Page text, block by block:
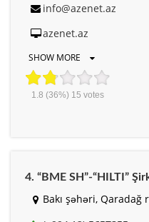
info@azenet.az
azenet.az
SHOW MORE
1.8 (36%) 15 votes
4. “BME SH”-“HILTI”
Bakı şəhəri, Qaradağ